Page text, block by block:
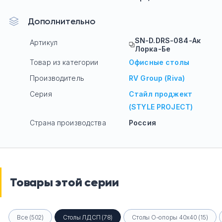
Дополнительно
Артикул
SN-D.DRS-084-Ак
Лорка-Бе
Товар из категории
Офисные столы
Производитель
RV Group (Riva)
Серия
Стайл проджект
(STYLE PROJECT)
Страна производства
Россия
Товары этой серии
Все (502) Столы ЛДСП (78) Столы О-опоры 40х40 (15)